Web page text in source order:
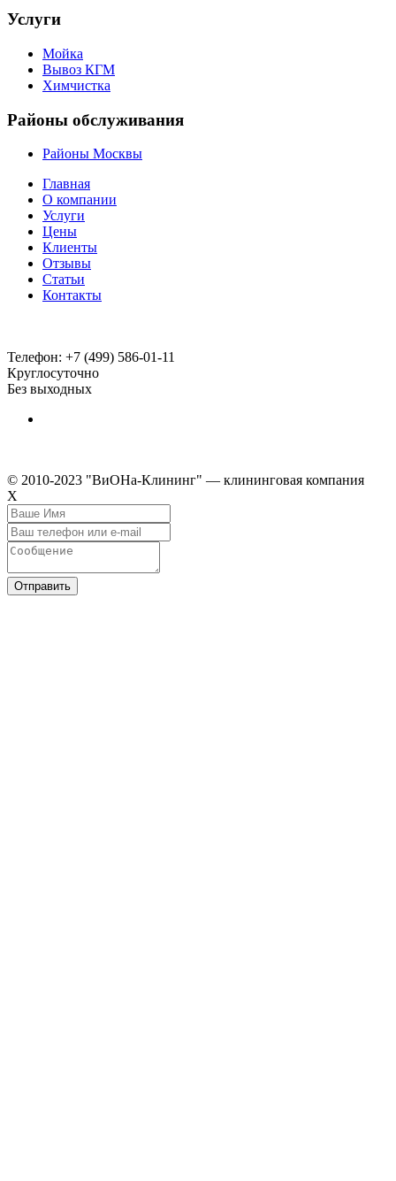
Услуги
Мойка
Вывоз КГМ
Химчистка
Районы обслуживания
Районы Москвы
Главная
О компании
Услуги
Цены
Клиенты
Отзывы
Статьи
Контакты
Телефон: +7 (499) 586-01-11
Круглосуточно
Без выходных
© 2010-2023 "ВиОНа-Клининг" — клининговая компания
Х